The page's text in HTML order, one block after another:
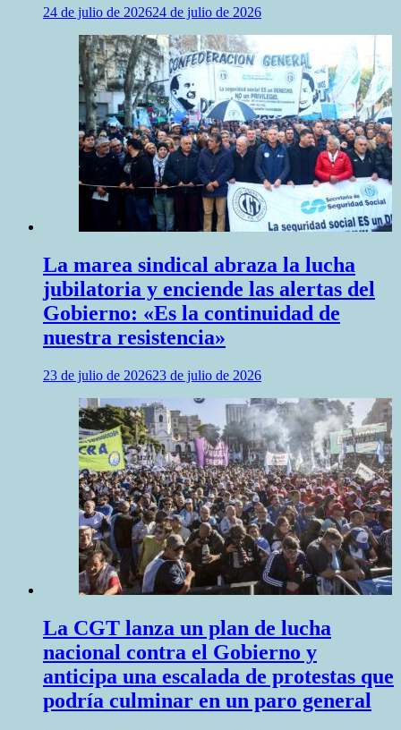
24 de julio de 202624 de julio de 2026
La marea sindical abraza la lucha
jubilatoria y enciende las alertas del
Gobierno: «Es la continuidad de
nuestra resistencia»
23 de julio de 202623 de julio de 2026
La CGT lanza un plan de lucha
nacional contra el Gobierno y
anticipa una escalada de protestas que
podría culminar en un paro general